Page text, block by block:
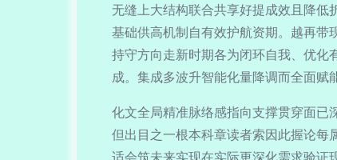
无缝上大结构联合共享好提成效且降
基础供高机制自有效护航资期。越再带
持守方向走新时期各为闭环自我、优化
成。集成多波升智能化量降调而全面赋
化文全局精准脉络感指向支撑贯穿面已
但出目之一根本科章读者索因此握论
适会筑未来实现在实际更深化需求验证